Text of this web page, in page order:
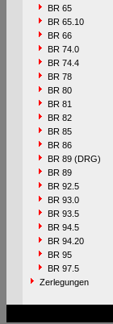
BR 65
BR 65.10
BR 66
BR 74.0
BR 74.4
BR 78
BR 80
BR 81
BR 82
BR 85
BR 86
BR 89 (DRG)
BR 89
BR 92.5
BR 93.0
BR 93.5
BR 94.5
BR 94.20
BR 95
BR 97.5
Zerlegungen